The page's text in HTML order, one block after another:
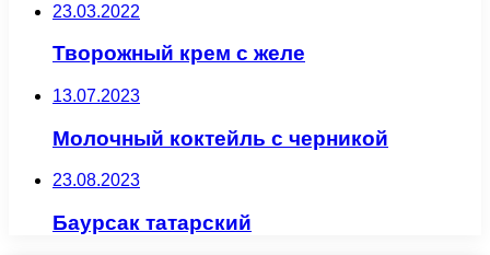
23.03.2022
Творожный крем с желе
13.07.2023
Молочный коктейль с черникой
23.08.2023
Баурсак татарский